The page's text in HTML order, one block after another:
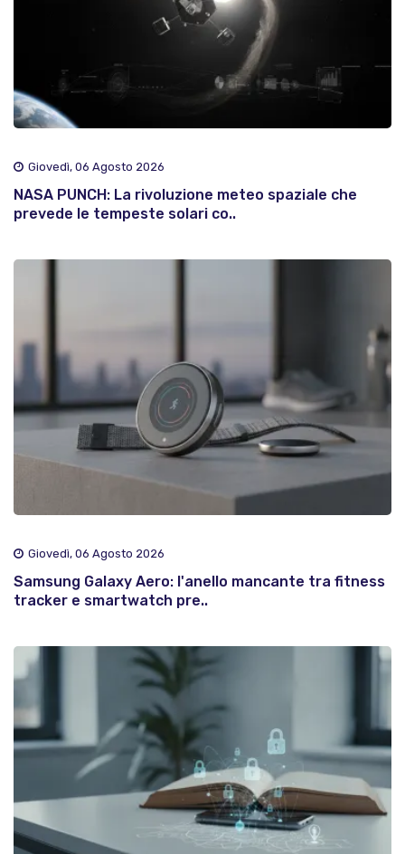
Giovedì, 06 Agosto 2026
NASA PUNCH: La rivoluzione meteo spaziale che
prevede le tempeste solari co..
Giovedì, 06 Agosto 2026
Samsung Galaxy Aero: l'anello mancante tra fitness
tracker e smartwatch pre..